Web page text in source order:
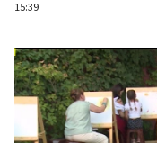
15:39